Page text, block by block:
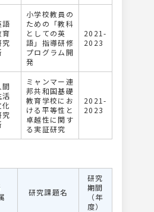
語
育
究
小学校教員の
ための「教科
としての英
語」指導研修
プログラム開
発
2021-
2023
間
活
化
究
ミャンマー連
邦共和国基礎
教育学校にお
ける平等性と
卓越性に関す
る実証研究
2021-
2023
研究課題名
研究
期間
（年
度）